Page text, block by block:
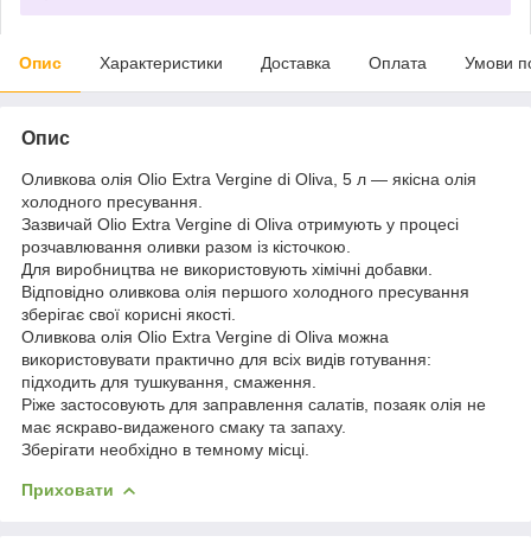
Опис Характеристики Доставка Оплата Умови
Опис
Оливкова олія Olio Extra Vergine di Oliva, 5 л — якісна олія
холодного пресування.
Зазвичай Olio Extra Vergine di Oliva отримують у процесі
розчавлювання оливки разом із кісточкою.
Для виробництва не використовують хімічні добавки.
Відповідно оливкова олія першого холодного пресування
зберігає свої корисні якості.
Оливкова олія Olio Extra Vergine di Oliva можна
використовувати практично для всіх видів готування:
підходить для тушкування, смаження.
Ріже застосовують для заправлення салатів, позаяк олія не
має яскраво-видаженого смаку та запаху.
Зберігати необхідно в темному місці.
Приховати